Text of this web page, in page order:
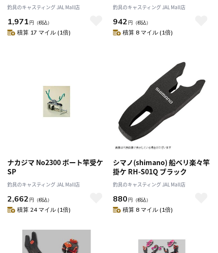
釣具のキャスティング JAL Mall店
1,971 円 （税込）
積算 17 マイル (1倍)
釣具のキャスティング JAL Mall店
942 円 （税込）
積算 8 マイル (1倍)
ナカジマ No2300 ボート竿受ケ
SP
釣具のキャスティング JAL Mall店
2,662 円 （税込）
積算 24 マイル (1倍)
シマノ(shimano) 船ベリ楽々竿
掛ケ RH-S01Q ブラック
釣具のキャスティング JAL Mall店
880 円 （税込）
積算 8 マイル (1倍)